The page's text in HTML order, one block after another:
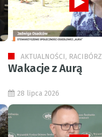
AKTUALNOŚCI, RACIBÓRZ
Wakacje z Aurą
28 lipca 2026